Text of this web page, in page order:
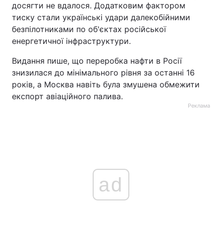
досягти не вдалося. Додатковим фактором
тиску стали українські удари далекобійними
безпілотниками по об'єктах російської
енергетичної інфраструктури.
Видання пише, що переробка нафти в Росії
знизилася до мінімального рівня за останні 16
років, а Москва навіть була змушена обмежити
експорт авіаційного палива.
Реклама
ad